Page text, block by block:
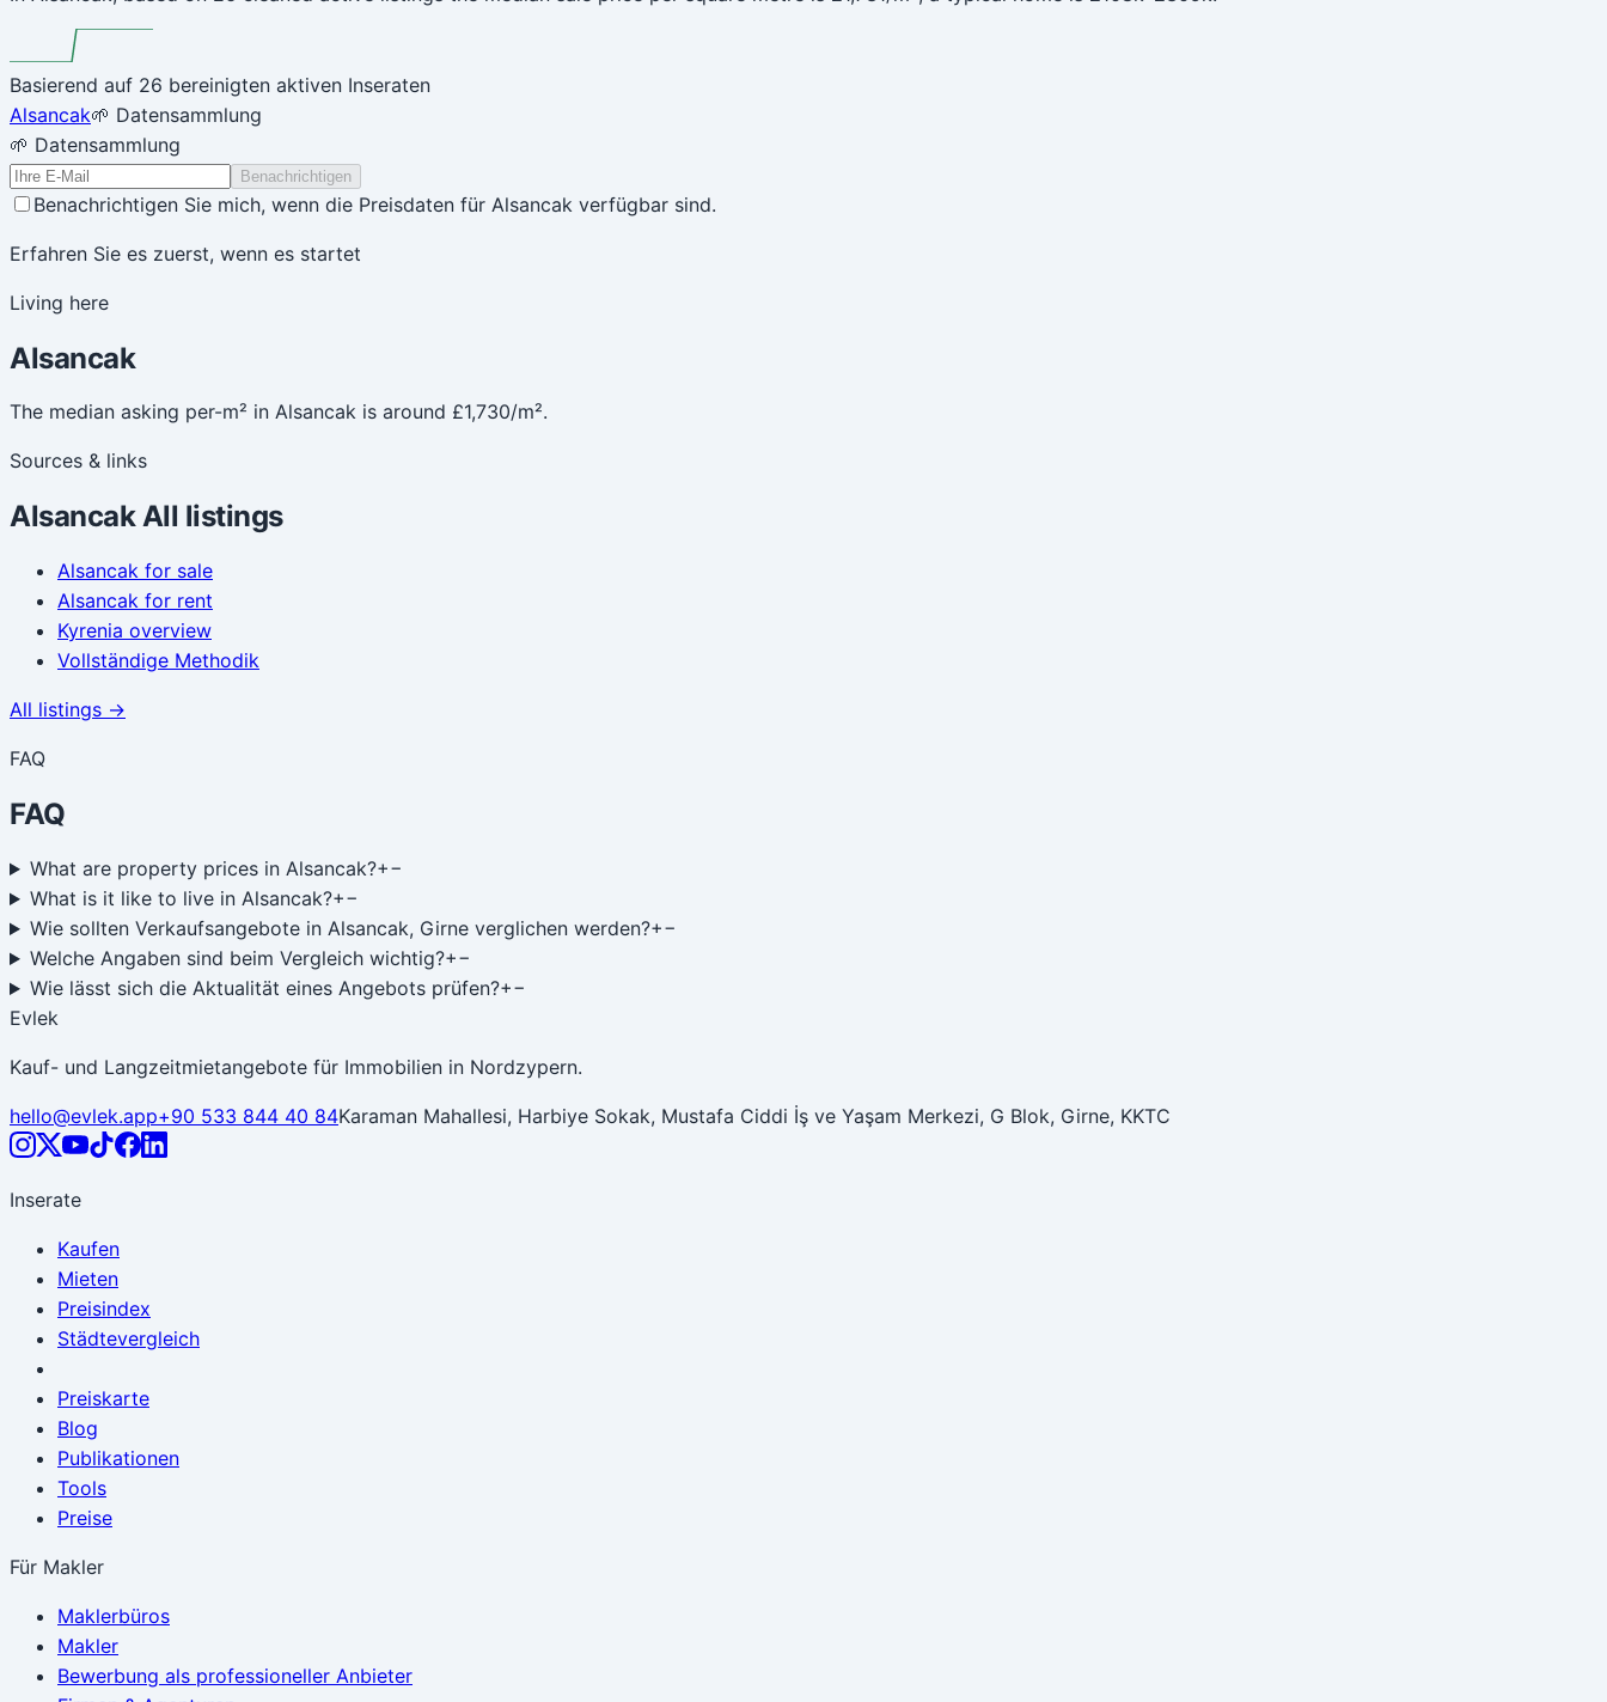
Basierend auf 26 bereinigten aktiven Inseraten
Alsancak🌱 Datensammlung
🌱 Datensammlung
Benachrichtigen
Benachrichtigen Sie mich, wenn die Preisdaten für Alsancak verfügbar sind.
Erfahren Sie es zuerst, wenn es startet
Living here
Alsancak
The median asking per-m² in Alsancak is around £1,730/m².
Sources & links
Alsancak All listings
Alsancak for sale
Alsancak for rent
Kyrenia overview
Vollständige Methodik
All listings →
FAQ
FAQ
What are property prices in Alsancak?+−
What is it like to live in Alsancak?+−
Wie sollten Verkaufsangebote in Alsancak, Girne verglichen werden?+−
Welche Angaben sind beim Vergleich wichtig?+−
Wie lässt sich die Aktualität eines Angebots prüfen?+−
Evlek
Kauf- und Langzeitmietangebote für Immobilien in Nordzypern.
hello@evlek.app+90 533 844 40 84Karaman Mahallesi, Harbiye Sokak, Mustafa Ciddi İş ve Yaşam Merkezi, G Blok, Girne, KKTC
Inserate
Kaufen
Mieten
Preisindex
Städtevergleich
Preiskarte
Blog
Publikationen
Tools
Preise
Für Makler
Maklerbüros
Makler
Bewerbung als professioneller Anbieter